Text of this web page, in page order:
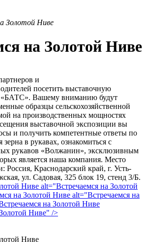
Золотой Ниве
на Золотой Ниве
и
посетить выставочную
Вашему вниманию будут
образцы сельскохозяйственной
на производственных мощностях
выставочной экспозиции вы
и получить компетентные ответы по
в рукавах, ознакомиться с
рукавов «Волжанин», эксклюзивным
является наша компания. Место
Россия, Краснодарский край, г. Усть-
ул. Садовая, 325 блок 19, стенд 3/Б.
alt="Встречаемся на Золотой
alt="Встречаемся на
Ниве" />